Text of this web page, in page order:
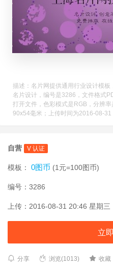
描述：名片网提供通用行业设计模
名片设计，编号是3286，文件格式
打开文件，色彩模式是RGB，分辨
90x54毫米；上传时间为2016-08-31
自营 V 认证
模板： 0图币 (1元=100图币)
编号：3286
上传：2016-08-31 20:46 星期三
立
分享 浏览(1013) 收藏